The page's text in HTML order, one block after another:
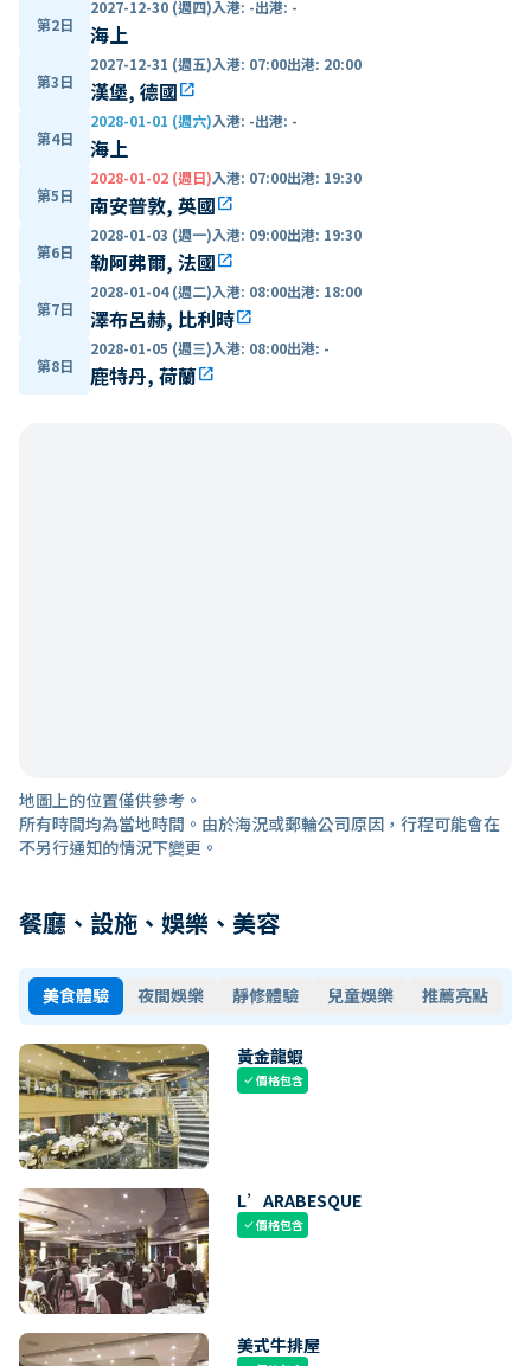
第2日
2027-12-30 (週四)入港: -出港: -
海上
第3日
2027-12-31 (週五)入港: 07:00出港: 20:00
漢堡, 德國open_in_new
第4日
2028-01-01 (週六)入港: -出港: -
海上
第5日
2028-01-02 (週日)入港: 07:00出港: 19:30
南安普敦, 英國open_in_new
第6日
2028-01-03 (週一)入港: 09:00出港: 19:30
勒阿弗爾, 法國open_in_new
第7日
2028-01-04 (週二)入港: 08:00出港: 18:00
澤布呂赫, 比利時open_in_new
第8日
2028-01-05 (週三)入港: 08:00出港: -
鹿特丹, 荷蘭open_in_new
地圖上的位置僅供參考。
所有時間均為當地時間。由於海況或郵輪公司原因，行程可能會在
不另行通知的情況下變更。
餐廳、設施、娛樂、美容
美食體驗 夜間娛樂 靜修體驗 兒童娛樂 推薦亮點
黃金龍蝦
check價格包含
L’ARABESQUE
check價格包含
美式牛排屋